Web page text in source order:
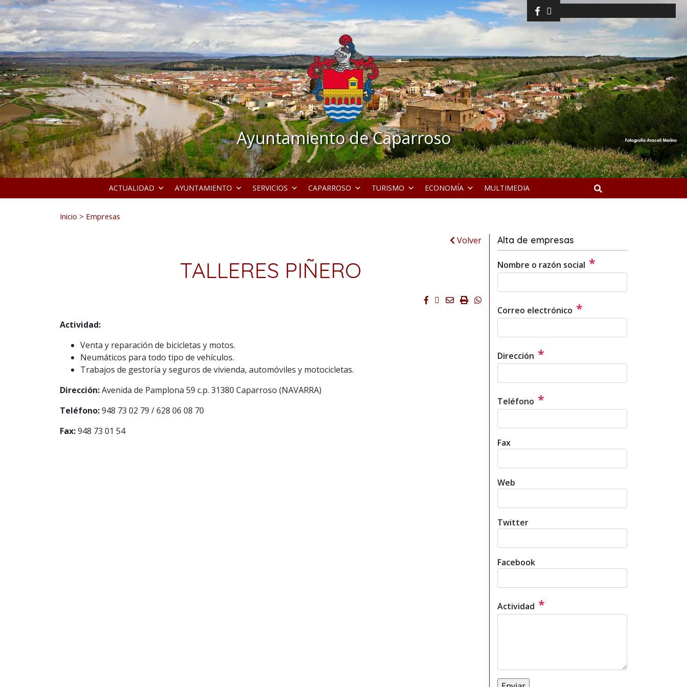
Ir al contenido facebook
Ayuntamiento de Caparroso
ACTUALIDAD AYUNTAMIENTO SERVICIOS CAPARROSO TURISMO ECONOMÍA MULTIMEDIA
Buscar
Buscar:
Inicio > Empresas
Volver
TALLERES PIÑERO
Facebook
Twitter
EmailImprimirWhatsapp
Actividad:
Venta y reparación de bicicletas y motos.
Neumáticos para todo tipo de vehículos.
Trabajos de gestoría y seguros de vivienda, automóviles y motocicletas.
Dirección:Avenida de Pamplona 59 c.p. 31380 Caparroso (NAVARRA)
Teléfono:948 73 02 79 / 628 06 08 70
Fax:948 73 01 54
Alta de empresas
Nombre o razón social *
Correo electrónico *
Dirección *
Teléfono *
Fax
Web
Twitter
Facebook
Actividad *